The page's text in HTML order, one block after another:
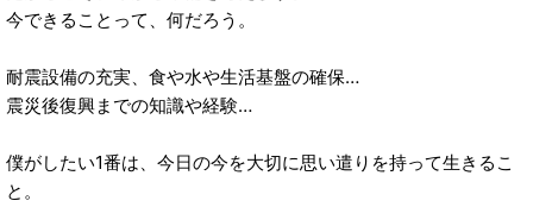
今できることって、何だろう。
耐震設備の充実、食や水や生活基盤の確保…
震災後復興までの知識や経験…
僕がしたい1番は、今日の今を大切に思い遣りを持って生きるこ
と。